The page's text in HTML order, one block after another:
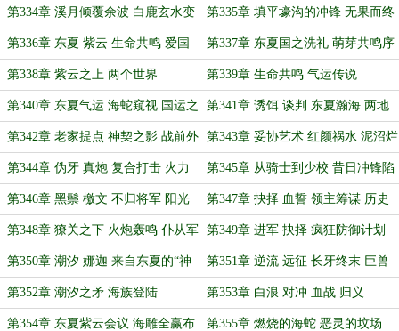
启 起
第334章 溪月倾覆余波 白鹿玄水变
起
第335章 填平壕沟的冲锋 无果而终
的攻击
第336章 东夏 紫云 生命共鸣 爱国
教育
第337章 东夏国之洗礼 萌芽共鸣序
曲
第338章 紫云之上 两个世界 第339章 生命共鸣 气运传说
第340章 东夏气运 海蛇窥视 国运之
选
第341章 诱饵 谈判 东夏瀚海 两地
烽烟
第342章 老家提点 神契之影 战前外
交
第343章 妥协艺术 红颜祸水 泥沼烂
仗
第344章 伪牙 真炮 复合打击 火力
裁决
第345章 从骑士到少校 昔日冲锋陷
阵 如今手不沾血
第346章 黑鬃 檄文 不归将军 阳光
阴影
第347章 抉择 血誓 领主筹谋 历史
名画
第348章 獠关之下 火炮轰鸣 仆从军
的倒戈（下一章4点前）
第349章 进军 抉择 疯狂防御计划
领主自有安排
第350章 潮汐 娜迦 来自东夏的“神
器”
第351章 逆流 远征 长牙终末 巨兽
到来
第352章 潮汐之矛 海族登陆 第353章 白浪 对冲 血战 归义
第354章 东夏紫云会议 海雕全赢布 第355章 燃烧的海蛇 恶灵的坟场